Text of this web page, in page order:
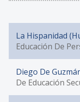
La Hispanidad
Educación De
Diego De
De Educación